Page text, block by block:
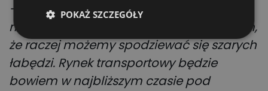
– Jeśli już mielibyśmy nawiązywać do
metafory z łabędziami, to powiedziałbym,
że raczej możemy spodziewać się szarych
łabędzi. Rynek transportowy będzie
bowiem w najbliższym czasie pod
POKAŻ SZCZEGÓŁY